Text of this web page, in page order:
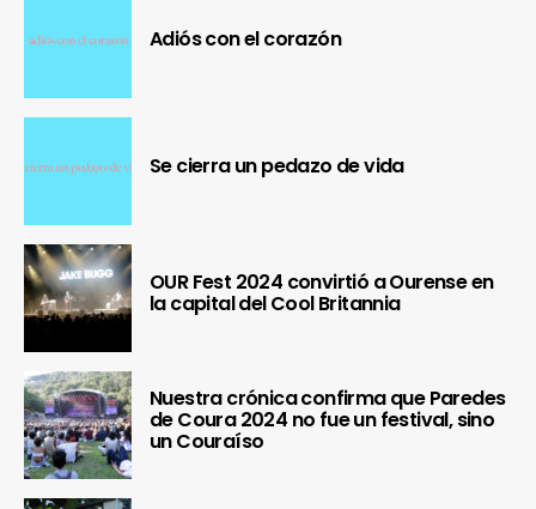
Adiós con el corazón
Se cierra un pedazo de vida
OUR Fest 2024 convirtió a Ourense en
la capital del Cool Britannia
Nuestra crónica confirma que Paredes
de Coura 2024 no fue un festival, sino
un Couraíso